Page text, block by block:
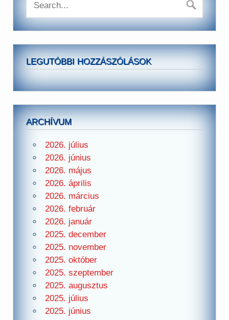
LEGUTÓBBI HOZZÁSZÓLÁSOK
ARCHÍVUM
2026. július
2026. június
2026. május
2026. április
2026. március
2026. február
2026. január
2025. december
2025. november
2025. október
2025. szeptember
2025. augusztus
2025. július
2025. június